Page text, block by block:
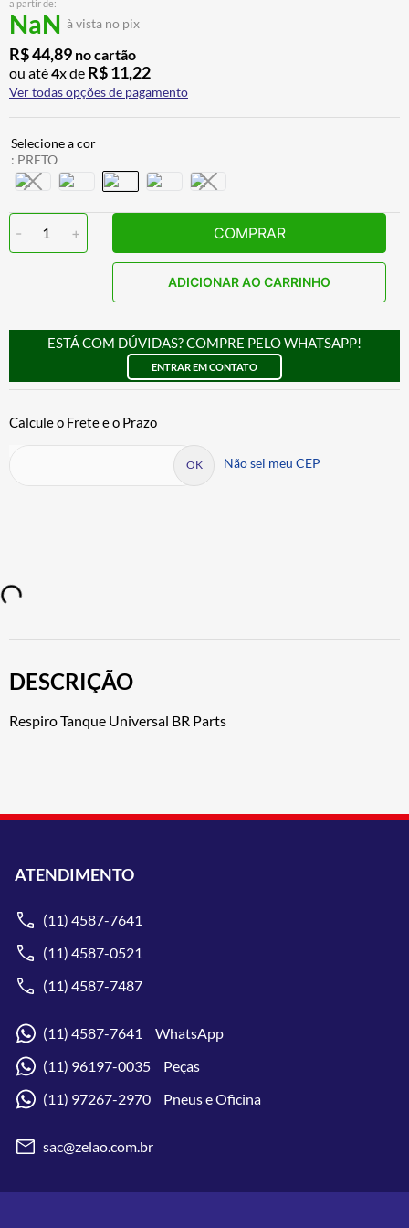
a partir de:
NaN à vista no pix
R$44,89 no cartão
ou até4x de R$11,22
Ver todas opções de pagamento
: PRETO
- 1 + COMPRAR
ADICIONAR AO CARRINHO
ESTÁ COM DÚVIDAS? COMPRE PELO WHATSAPP!
ENTRAR EM CONTATO
Não sei meu CEP
DESCRIÇÃO
Respiro Tanque Universal BR Parts
ATENDIMENTO
(11) 4587-7641
(11) 4587-0521
(11) 4587-7487
(11) 4587-7641 WhatsApp
(11) 96197-0035 Peças
(11) 97267-2970 Pneus e Oficina
sac@zelao.com.br
º
8 º CALÇA
9º AIROH